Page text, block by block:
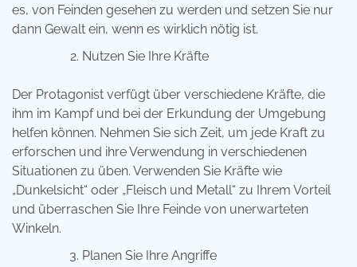
es, von Feinden gesehen zu werden und setzen Sie nur
dann Gewalt ein, wenn es wirklich nötig ist.
Nutzen Sie Ihre Kräfte
Der Protagonist verfügt über verschiedene Kräfte, die
ihm im Kampf und bei der Erkundung der Umgebung
helfen können. Nehmen Sie sich Zeit, um jede Kraft zu
erforschen und ihre Verwendung in verschiedenen
Situationen zu üben. Verwenden Sie Kräfte wie
„Dunkelsicht“ oder „Fleisch und Metall“ zu Ihrem Vorteil
und überraschen Sie Ihre Feinde von unerwarteten
Winkeln.
Planen Sie Ihre Angriffe